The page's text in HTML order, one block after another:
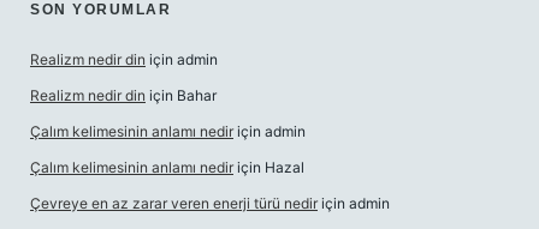
SON YORUMLAR
Realizm nedir din için admin
Realizm nedir din için Bahar
Çalım kelimesinin anlamı nedir için admin
Çalım kelimesinin anlamı nedir için Hazal
Çevreye en az zarar veren enerji türü nedir için admin